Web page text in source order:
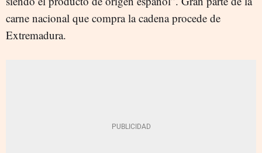
carne nacional que compra la cadena procede de
Extremadura.